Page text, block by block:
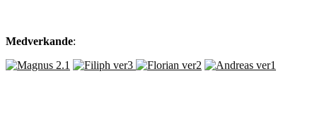
Medverkande: